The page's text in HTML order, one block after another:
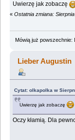
Uwierzę jak zobaczę
« Ostatnia zmiana:
Mówią już powszechnie:
Lieber Augustin
Cytat: olkapolka w
Uwierzę jak zobaczę
Oczy kłamią. Dla